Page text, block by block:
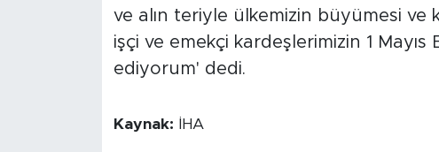
ve alın teriyle ülkemizin büyümesi ve
işçi ve emekçi kardeşlerimizin 1
ediyorum' dedi.
Kaynak: İHA